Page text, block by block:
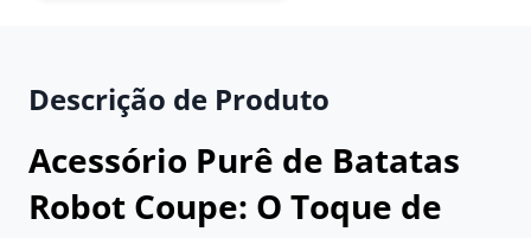
Descrição de Produto
Acessório Purê de Batatas
Robot Coupe: O Toque de